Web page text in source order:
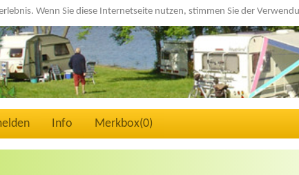
Wenn Sie diese Internetseite nutzen, stimmen Sie der
Info Merkbox(0)